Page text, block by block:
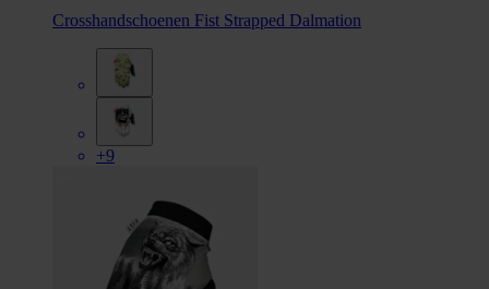
Crosshandschoenen Fist Strapped Dalmation
+9